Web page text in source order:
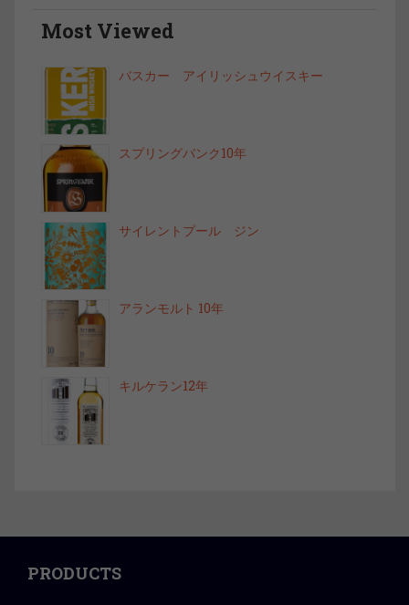
Most Viewed
バスカー アイリッシュウイスキー
スプリングバンク10年
サイレントプール ジン
アランモルト 10年
キルケラン12年
PRODUCTS